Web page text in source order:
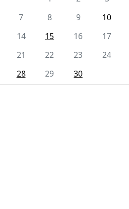
7 8 9 10
14 15 16 17
21 22 23 24
28 29 30